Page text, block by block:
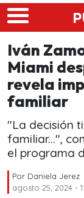
Skip to main
Iván
Miami
revela
familiar
"La decisión
familiar...",
el programa
Por Daniela Jerez
agosto 25, 2024 -